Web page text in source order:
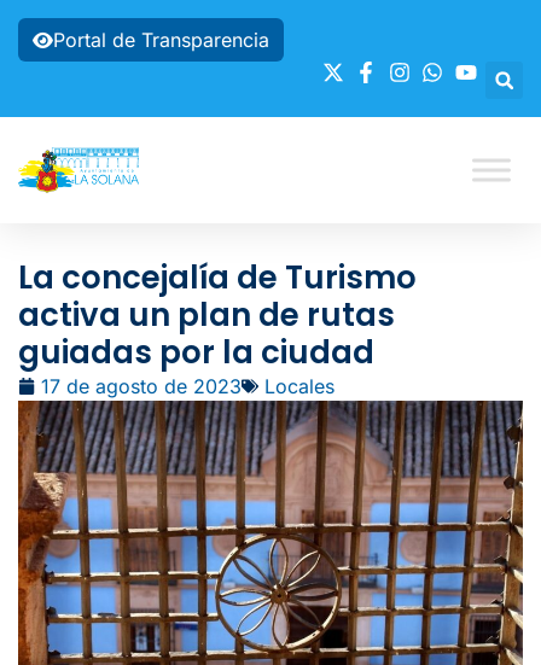
Portal de Transparencia
La concejalía de Turismo
activa un plan de rutas
guiadas por la ciudad
17 de agosto de 2023 Locales